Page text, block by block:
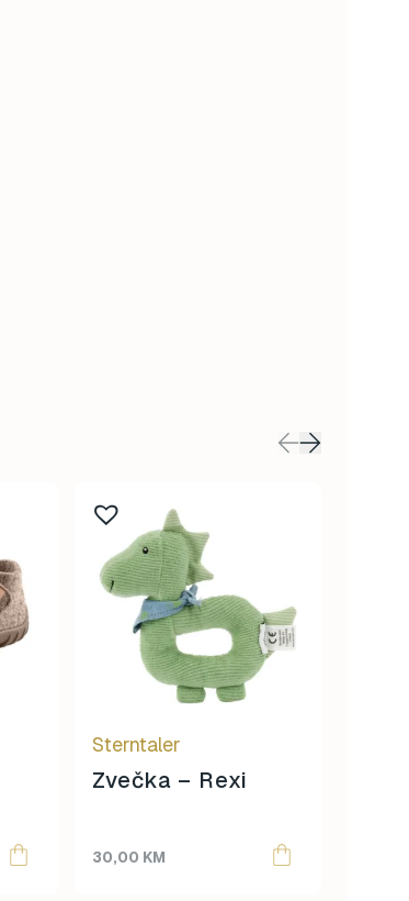
Sterntaler
Zvečka – Rexi
30,00 KM